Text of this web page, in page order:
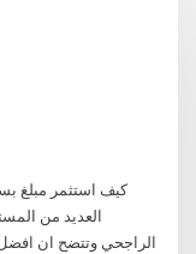
كيف استثمر مبلغ
العديد من
الراجحي وتتضح ان